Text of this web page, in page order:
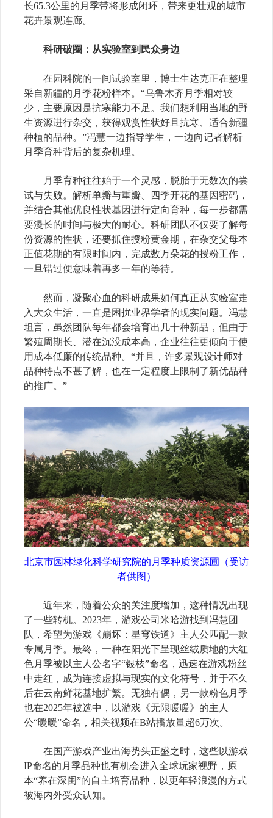
长65.3公里的月季带将形成闭环，带来更壮观的城市
花卉景观连廊。
科研破圈：从实验室到民众身边
在园科院的一间试验室里，博士生达克正在整理
采自新疆的月季花粉样本。“乌鲁木齐月季相对较
少，主要原因是抗寒能力不足。我们想利用当地的野
生资源进行杂交，获得观赏性状好且抗寒、适合新疆
种植的品种。”冯慧一边指导学生，一边向记者解析
月季育种背后的复杂机理。
月季育种往往始于一个灵感，脱胎于无数次的尝
试与失败。解析单瓣与重瓣、四季开花的基因密码，
并结合其他优良性状基因进行定向育种，每一步都需
要漫长的时间与极大的耐心。科研团队不仅要了解每
份资源的性状，还要抓住授粉黄金期，在杂交父母本
正值花期的有限时间内，完成数万朵花的授粉工作，
一旦错过便意味着再多一年的等待。
然而，凝聚心血的科研成果如何真正从实验室走
入大众生活，一直是困扰业界学者的现实问题。冯慧
坦言，虽然团队每年都会培育出几十种新品，但由于
繁殖周期长、潜在沉没成本高，企业往往更倾向于使
用成本低廉的传统品种。“并且，许多景观设计师对
品种特点不甚了解，也在一定程度上限制了新优品种
的推广。”
北京市园林绿化科学研究院的月季种质资源圃（受访
者供图）
近年来，随着公众的关注度增加，这种情况出现
了一些转机。2023年，游戏公司米哈游找到冯慧团
队，希望为游戏《崩坏：星穹铁道》主人公匹配一款
专属月季。最终，一种在阳光下呈现丝绒质地的大红
色月季被以主人公名字“银枝”命名，迅速在游戏粉丝
中走红，成为连接虚拟与现实的文化符号，并于不久
后在云南鲜花基地扩繁。无独有偶，另一款粉色月季
也在2025年被选中，以游戏《无限暖暖》的主人
公“暖暖”命名，相关视频在B站播放量超6万次。
在国产游戏产业出海势头正盛之时，这些以游戏
IP命名的月季品种也有机会进入全球玩家视野，原
本“养在深闺”的自主培育品种，以更年轻浪漫的方式
被海内外受众认知。